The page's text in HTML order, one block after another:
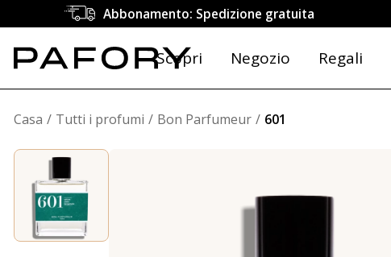
Abbonamento: Spedizione gratuita
Scopri Negozio Regali
Casa Tutti i profumi Bon Parfumeur 601